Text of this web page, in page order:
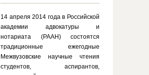
14 апреля 2014 года в Российской
академии адвокатуры и
нотариата (РААН) состоятся
традиционные ежегодные
Межвузовские научные чтения
студентов, аспирантов,